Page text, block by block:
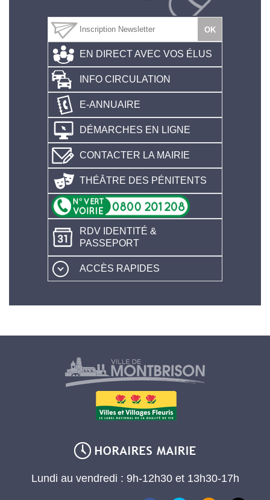
EN DIRECT AVEC VOS ÉLUS
INFO CIRCULATION
E-ANNUAIRE
DÉMARCHES EN LIGNE
CONTACTER LA MAIRIE
THÉÂTRE DES PÉNITENTS
RDV IDENTITÉ &
PASSEPORT
ACCÈS RAPIDES
Lundi au vendredi : 9h-12h30 et 13h30-17h